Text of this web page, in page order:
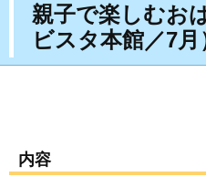
親子で楽しむお
ビスタ本館／7月
内容